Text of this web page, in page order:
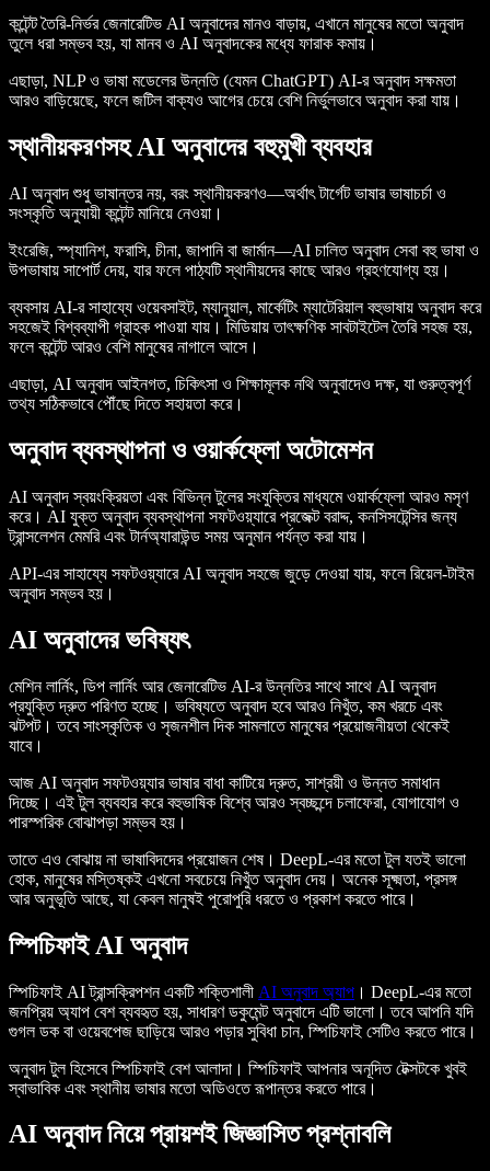
কন্টেন্ট তৈরি-নির্ভর জেনারেটিভ AI অনুবাদের মানও বাড়ায়, এখানে মানুষের মতো অনুবাদ
তুলে ধরা সম্ভব হয়, যা মানব ও AI অনুবাদকের মধ্যে ফারাক কমায়।
এছাড়া, NLP ও ভাষা মডেলের উন্নতি (যেমন ChatGPT) AI-র অনুবাদ সক্ষমতা
আরও বাড়িয়েছে, ফলে জটিল বাক্যও আগের চেয়ে বেশি নির্ভুলভাবে অনুবাদ করা যায়।
স্থানীয়করণসহ AI অনুবাদের বহুমুখী ব্যবহার
AI অনুবাদ শুধু ভাষান্তর নয়, বরং স্থানীয়করণও—অর্থাৎ টার্গেট ভাষার ভাষাচর্চা ও
সংস্কৃতি অনুযায়ী কন্টেন্ট মানিয়ে নেওয়া।
ইংরেজি, স্প্যানিশ, ফরাসি, চীনা, জাপানি বা জার্মান—AI চালিত অনুবাদ সেবা বহু ভাষা ও
উপভাষায় সাপোর্ট দেয়, যার ফলে পাঠ্যটি স্থানীয়দের কাছে আরও গ্রহণযোগ্য হয়।
ব্যবসায় AI-র সাহায্যে ওয়েবসাইট, ম্যানুয়াল, মার্কেটিং ম্যাটেরিয়াল বহুভাষায় অনুবাদ করে
সহজেই বিশ্বব্যাপী গ্রাহক পাওয়া যায়। মিডিয়ায় তাৎক্ষণিক সাবটাইটেল তৈরি সহজ হয়,
ফলে কন্টেন্ট আরও বেশি মানুষের নাগালে আসে।
এছাড়া, AI অনুবাদ আইনগত, চিকিৎসা ও শিক্ষামূলক নথি অনুবাদেও দক্ষ, যা গুরুত্বপূর্ণ
তথ্য সঠিকভাবে পৌঁছে দিতে সহায়তা করে।
অনুবাদ ব্যবস্থাপনা ও ওয়ার্কফ্লো অটোমেশন
AI অনুবাদ স্বয়ংক্রিয়তা এবং বিভিন্ন টুলের সংযুক্তির মাধ্যমে ওয়ার্কফ্লো আরও মসৃণ
করে। AI যুক্ত অনুবাদ ব্যবস্থাপনা সফটওয়্যারে প্রজেক্ট বরাদ্দ, কনসিসটেন্সির জন্য
ট্রান্সলেশন মেমরি এবং টার্নঅ্যারাউন্ড সময় অনুমান পর্যন্ত করা যায়।
API-এর সাহায্যে সফটওয়্যারে AI অনুবাদ সহজে জুড়ে দেওয়া যায়, ফলে রিয়েল-টাইম
অনুবাদ সম্ভব হয়।
AI অনুবাদের ভবিষ্যৎ
মেশিন লার্নিং, ডিপ লার্নিং আর জেনারেটিভ AI-র উন্নতির সাথে সাথে AI অনুবাদ
প্রযুক্তি দ্রুত পরিণত হচ্ছে। ভবিষ্যতে অনুবাদ হবে আরও নিখুঁত, কম খরচে এবং
ঝটপট। তবে সাংস্কৃতিক ও সৃজনশীল দিক সামলাতে মানুষের প্রয়োজনীয়তা থেকেই
যাবে।
আজ AI অনুবাদ সফটওয়্যার ভাষার বাধা কাটিয়ে দ্রুত, সাশ্রয়ী ও উন্নত সমাধান
দিচ্ছে। এই টুল ব্যবহার করে বহুভাষিক বিশ্বে আরও স্বচ্ছন্দে চলাফেরা, যোগাযোগ ও
পারস্পরিক বোঝাপড়া সম্ভব হয়।
তাতে এও বোঝায় না ভাষাবিদদের প্রয়োজন শেষ। DeepL-এর মতো টুল যতই ভালো
হোক, মানুষের মস্তিষ্কই এখনো সবচেয়ে নিখুঁত অনুবাদ দেয়। অনেক সূক্ষ্মতা, প্রসঙ্গ
আর অনুভূতি আছে, যা কেবল মানুষই পুরোপুরি ধরতে ও প্রকাশ করতে পারে।
স্পিচিফাই AI অনুবাদ
স্পিচিফাই AI ট্রান্সক্রিপশন একটি শক্তিশালী AI অনুবাদ অ্যাপ । DeepL-এর মতো
জনপ্রিয় অ্যাপ বেশ ব্যবহৃত হয়, সাধারণ ডকুমেন্ট অনুবাদে এটি ভালো। তবে আপনি যদি
গুগল ডক বা ওয়েবপেজ ছাড়িয়ে আরও পড়ার সুবিধা চান, স্পিচিফাই সেটিও করতে পারে।
অনুবাদ টুল হিসেবে স্পিচিফাই বেশ আলাদা। স্পিচিফাই আপনার অনূদিত টেক্সটকে খুবই
স্বাভাবিক এবং স্থানীয় ভাষার মতো অডিওতে রূপান্তর করতে পারে।
AI অনুবাদ নিয়ে প্রায়শই জিজ্ঞাসিত প্রশ্নাবলি